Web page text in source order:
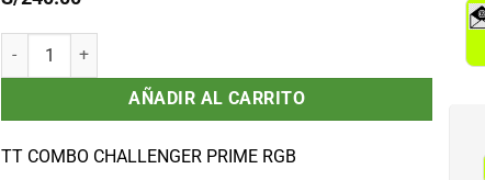
Mouse Thermaltake KB-CPC-MBBRSP-01, Gamer , 3200 DPI,
AÑADIR AL CARRITO
TT COMBO CHALLENGER PRIME RGB